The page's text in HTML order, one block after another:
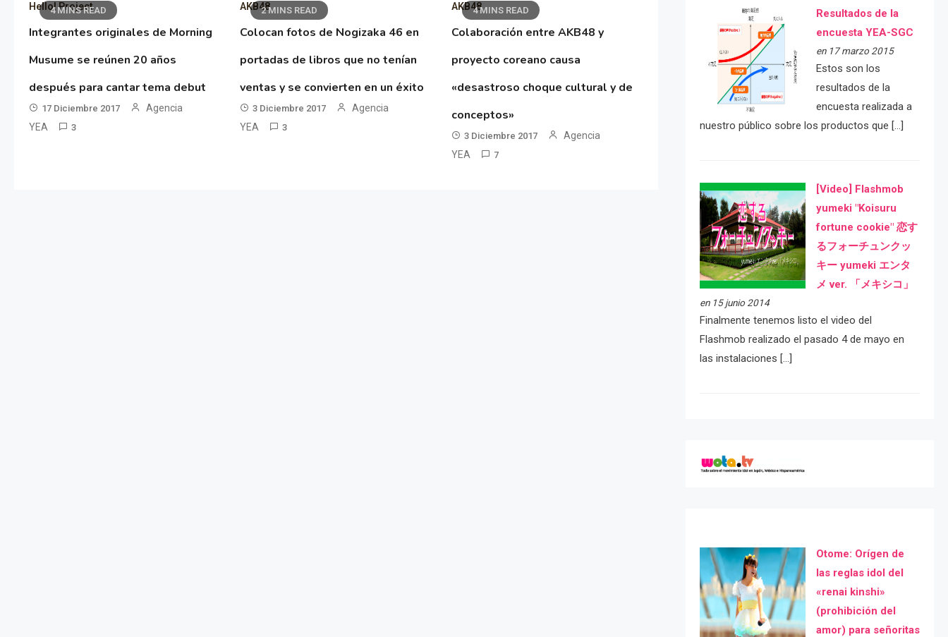
4 MINS READ
Hello! Project
Integrantes originales de Morning
Musume se reúnen 20 años
después para cantar tema debut
17 Diciembre 2017
Agencia
YEA
3
2 MINS READ
AKB48
Colocan fotos de Nogizaka 46 en
portadas de libros que no tenían
ventas y se convierten en un éxito
3 Diciembre 2017
Agencia
YEA
3
4 MINS READ
AKB48
Colaboración entre AKB48 y
proyecto coreano causa
«desastroso choque cultural y de
conceptos»
3 Diciembre 2017
Agencia
YEA
7
Resultados de la
encuesta YEA-SGC
en 17 marzo 2015
Estos son los
resultados de la
encuesta realizada a
nuestro público sobre los productos que […]
[Video] Flashmob
yumeki "Koisuru
fortune cookie" 恋す
るフォーチュンクッ
キー yumeki エンタ
メ ver. 「メキシコ」
en 15 junio 2014
Finalmente tenemos listo el video del
Flashmob realizado el pasado 4 de mayo en
las instalaciones […]
Otome: Orígen de
las reglas idol del
«renai kinshi»
(prohibición del
amor) para señoritas